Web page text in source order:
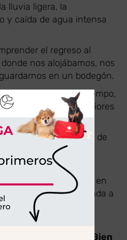
lluvia ligera, la
y caída de agua intensa
el regreso al
nos alojábamos, nos
en un bodegón.
más suerte y tiempo,
tu perro por los exteriores
de Gijón.
central son obligados de
de Gijón es un
siglo XX, construido en
educativa destinada a
ejemplo del
y ha sido declarada
Bien